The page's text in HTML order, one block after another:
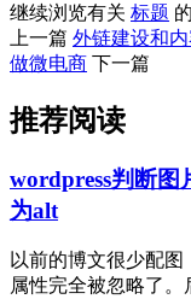
继续浏览有关 标题
上一篇 外链建设和
做微电商 下一篇
推荐阅读
wordpress判断
为alt
以前的博文很少配
属性完全被忽略了